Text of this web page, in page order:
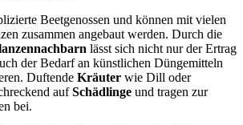
Beetgenossen und können mit vielen
zusammen angebaut werden. Durch die
lässt sich nicht nur der Ertrag
der Bedarf an künstlichen Düngemitteln
Duftende Kräuter wie Dill oder
aufSchädlinge und tragen zur
bei.